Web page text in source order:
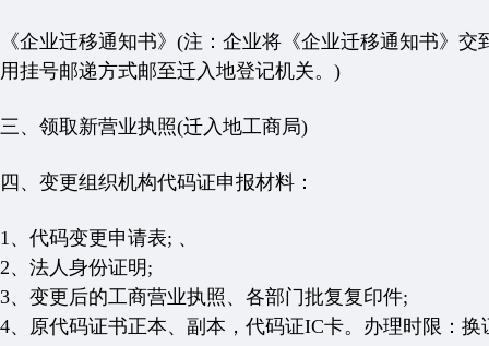
《企业迁移通知书》(注：企业将《企业迁移通知书》
用挂号邮递方式邮至迁入地登记机关。)
三、领取新营业执照(迁入地工商局)
四、变更组织机构代码证申报材料：
1、代码变更申请表; 、
2、法人身份证明;
3、变更后的工商营业执照、各部门批复复印件;
4、原代码证书正本、副本，代码证IC卡。办理时限：换